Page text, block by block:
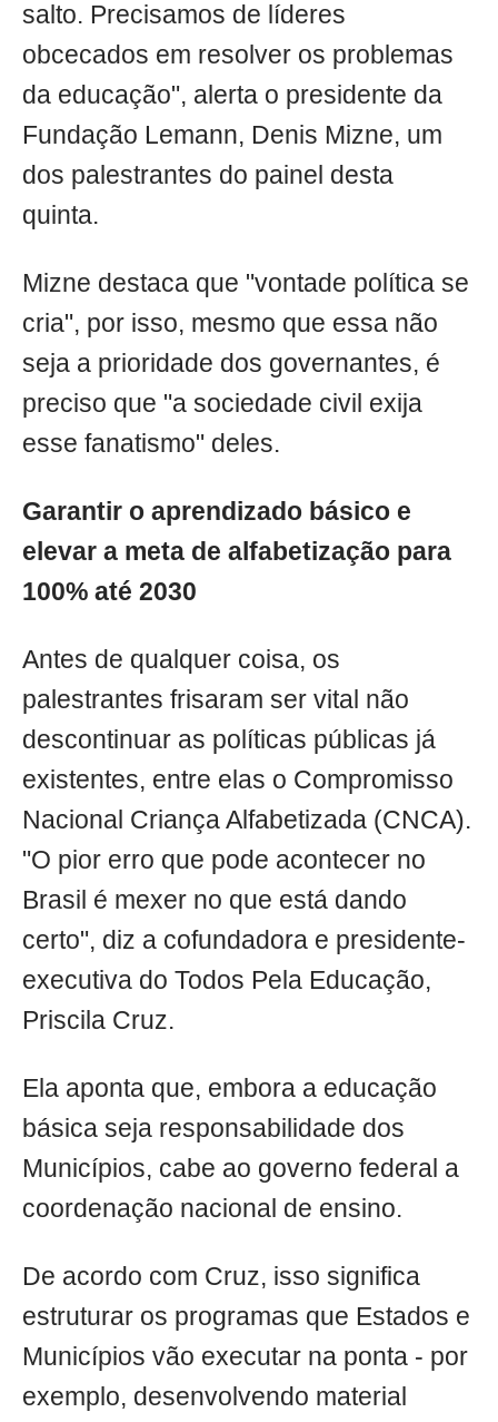
salto. Precisamos de líderes
obcecados em resolver os problemas
da educação", alerta o presidente da
Fundação Lemann, Denis Mizne, um
dos palestrantes do painel desta
quinta.
Mizne destaca que "vontade política se
cria", por isso, mesmo que essa não
seja a prioridade dos governantes, é
preciso que "a sociedade civil exija
esse fanatismo" deles.
Garantir o aprendizado básico e
elevar a meta de alfabetização para
100% até 2030
Antes de qualquer coisa, os
palestrantes frisaram ser vital não
descontinuar as políticas públicas já
existentes, entre elas o Compromisso
Nacional Criança Alfabetizada (CNCA).
"O pior erro que pode acontecer no
Brasil é mexer no que está dando
certo", diz a cofundadora e presidente-
executiva do Todos Pela Educação,
Priscila Cruz.
Ela aponta que, embora a educação
básica seja responsabilidade dos
Municípios, cabe ao governo federal a
coordenação nacional de ensino.
De acordo com Cruz, isso significa
estruturar os programas que Estados e
Municípios vão executar na ponta - por
exemplo, desenvolvendo material